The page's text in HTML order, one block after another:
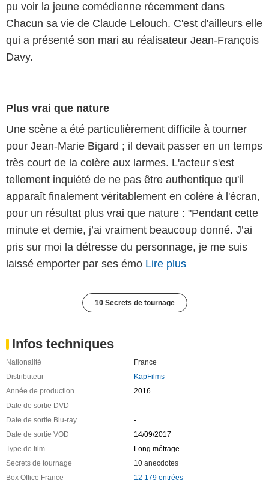
pu voir la jeune comédienne récemment dans
Chacun sa vie de Claude Lelouch. C'est d'ailleurs elle
qui a présenté son mari au réalisateur Jean-François
Davy.
Plus vrai que nature
Une scène a été particulièrement difficile à tourner
pour Jean-Marie Bigard ; il devait passer en un temps
très court de la colère aux larmes. L'acteur s'est
tellement inquiété de ne pas être authentique qu'il
apparaît finalement véritablement en colère à l'écran,
pour un résultat plus vrai que nature : "Pendant cette
minute et demie, j’ai vraiment beaucoup donné. J’ai
pris sur moi la détresse du personnage, je me suis
laissé emporter par ses émo Lire plus
10 Secrets de tournage
Infos techniques
Nationalité
France
Distributeur
KapFilms
Année de production
2016
Date de sortie DVD
-
Date de sortie Blu-ray
-
Date de sortie VOD
14/09/2017
Type de film
Long métrage
Secrets de tournage
10 anecdotes
Box Office France
12 179 entrées